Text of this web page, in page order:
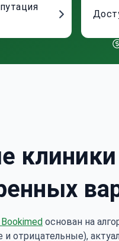
основан на
отрицательные),